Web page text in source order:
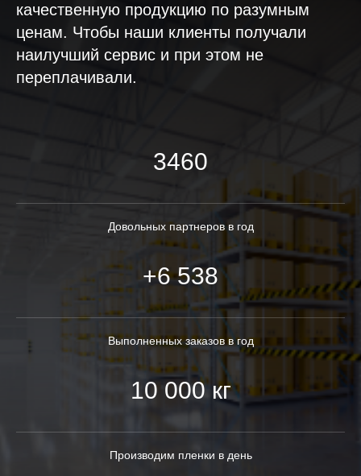
качественную продукцию по разумным
ценам. Чтобы наши клиенты получали
наилучший сервис и при этом не
переплачивали.
3460
Довольных партнеров в год
+6 538
Выполненных заказов в год
10 000 кг
Производим пленки в день